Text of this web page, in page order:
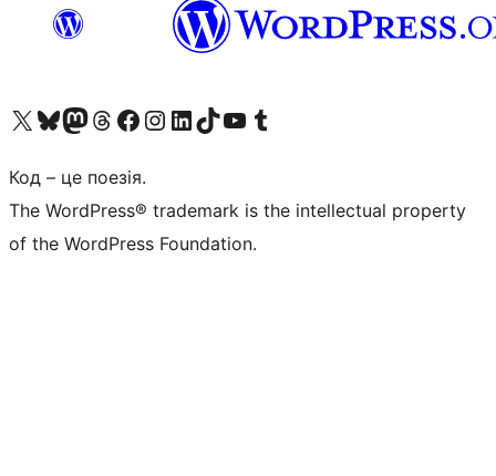
Visit our X (formerly Twitter) account
Visit our Bluesky account
Завітайте до нашої стрічки в Mastodon
Visit our Threads account
Завітайте на нашу сторінку в Facebook
Visit our Instagram account
Visit our LinkedIn account
Visit our TikTok account
Visit our YouTube channel
Visit our Tumblr account
Код – це поезія.
The WordPress® trademark is the intellectual property
of the WordPress Foundation.